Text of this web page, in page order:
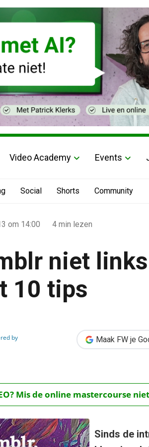
Video Academy Events
Social Shorts Community
om 14:00 4 min lezen
niet
10 tips
by
Maak FW je
Mis de online mastercourse
Sinds de